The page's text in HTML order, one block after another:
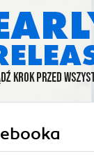
ebooka